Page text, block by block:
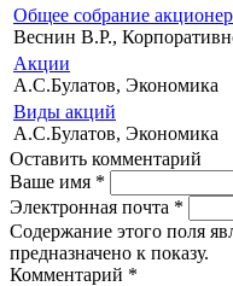
Общее собрание
Веснин В.Р.,
Акции
А.С.Булатов, Экономика
Виды акций
А.С.Булатов, Экономика
Оставить комментарий
Ваше имя *
Электронная почта *
Содержание этого поля
предназначено к показу.
Комментарий *